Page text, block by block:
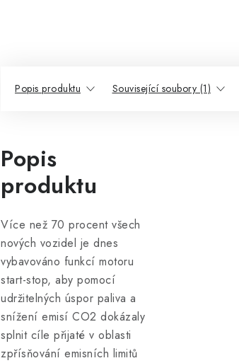
Popis produktu Související soubory (1)
Popis
produktu
Více než 70 procent všech
nových vozidel je dnes
vybavováno funkcí motoru
start-stop, aby pomocí
udržitelných úspor paliva a
snížení emisí CO2 dokázaly
splnit cíle přijaté v oblasti
zpřísňování emisních limitů